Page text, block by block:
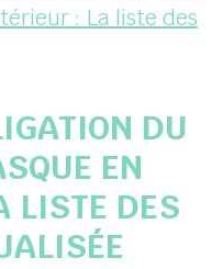
: La liste des
DU
EN
LISTE DES